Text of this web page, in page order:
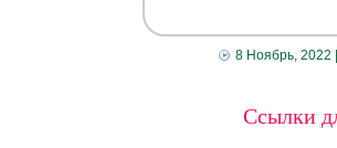
8 Ноябрь, 2022
Ссылки